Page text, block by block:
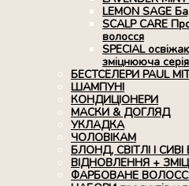
меню
LEMON SAGE
SCALP CARE
волосся
SPECIAL
зміцнююча серія
БЕСТСЕЛЕРИ PAUL
ШАМПУНІ
КОНДИЦІОНЕРИ
МАСКИ & ДОГЛЯД
УКЛАДКА
ЧОЛОВІКАМ
БЛОНД, СВІТЛІ І
ВІДНОВЛЕННЯ +
ФАРБОВАНЕ